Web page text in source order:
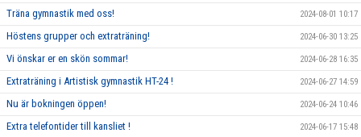
Träna gymnastik med oss! 2024-08-01 10:17
Höstens grupper och extraträning! 2024-06-30 13:25
Vi önskar er en skön sommar! 2024-06-28 16:35
Extraträning i Artistisk gymnastik HT-24 ! 2024-06-27 14:59
Nu är bokningen öppen! 2024-06-24 10:46
Extra telefontider till kansliet ! 2024-06-17 15:48